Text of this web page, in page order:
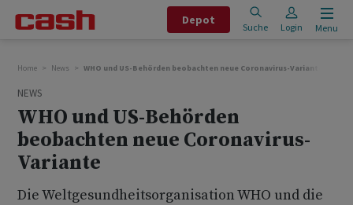
Depot
Suche Login Menu
Home News WHO und US-Behörden beobachten neue Coronavirus-Variante
NEWS
WHO und US-Behörden
beobachten neue Coronavirus-
Variante
Die Weltgesundheitsorganisation WHO und die